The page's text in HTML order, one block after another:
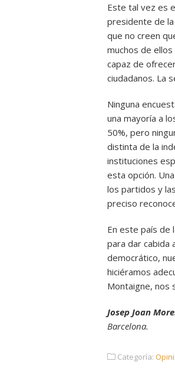
Este tal vez es
presidente de la
que no creen
muchos de
capaz de
ciudadanos. La
Ninguna
una mayoría a
50%, pero
distinta de la
instituciones
esta opción.
los partidos y
preciso
En este país de
para dar cabida
democrático,
hiciéramos
Montaigne, nos
Josep Joan
Barcelona.
Categoría: